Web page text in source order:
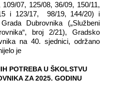
07, 125/08, 36/09, 150/11,
i 123/17,
98/19, 144/20) i
Dubrovnika („Službeni
broj 2/21), Gradsko
na 40. sjednici, održano
je
POTREBA U ŠKOLSTVU
ZA 2025. GODINU